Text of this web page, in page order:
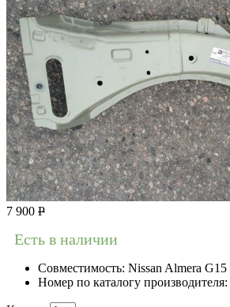
7 900 Р
Есть в наличии
Совместимость: Nissan Almera G15
Номер по каталогу производителя: